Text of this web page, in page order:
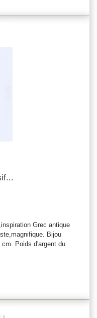
Grec antique
Bijou
Poids d'argent du